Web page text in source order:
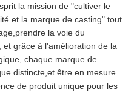
la mission de "cultiver le
et la marque de casting" tout
la voie du
grâce à l'amélioration de la
chaque marque de
distincte,et être en mesure
de produit unique pour les